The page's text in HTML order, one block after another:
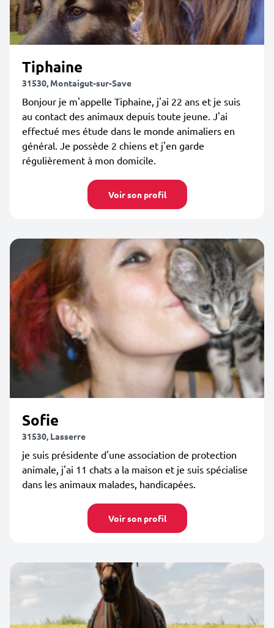
Tiphaine
31530, Montaigut-sur-Save
Bonjour je m'appelle Tiphaine, j'ai 22 ans et je suis
au contact des animaux depuis toute jeune. J'ai
effectué mes étude dans le monde animaliers en
général. Je possède 2 chiens et j'en garde
régulièrement à mon domicile.
Voir son profil
Sofie
31530, Lasserre
je suis présidente d'une association de protection
animale, j'ai 11 chats a la maison et je suis spécialise
dans les animaux malades, handicapées.
Voir son profil